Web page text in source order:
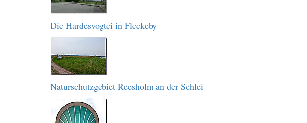
Die Hardesvogtei in Fleckeby
Naturschutzgebiet Reesholm an der Schlei